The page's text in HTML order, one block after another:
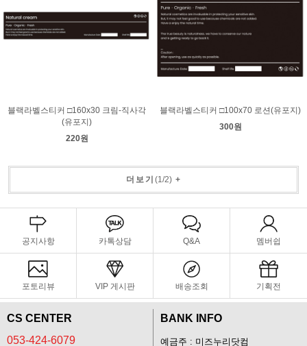
블랙라벨스티커 □160x30 크림-직사각
(유포지)
220원
블랙라벨스티커 □100x70 로션(유포지)
300원
더보기 (1/2)+
공지사항 카톡상담 Q&A 멤버쉽
포토리뷰 VIP 게시판 배송조회 기획전
CS CENTER
053-424-6079
BANK INFO
예금주 : 미즈누리닷컴